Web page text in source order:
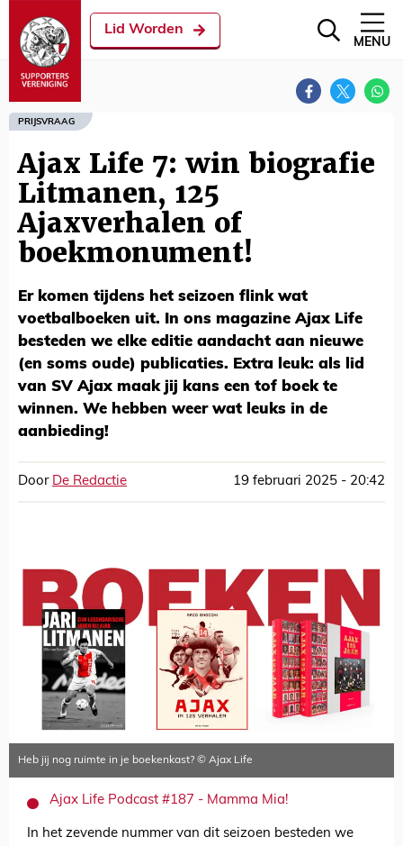
Lid Worden
MENU
PRIJSVRAAG
Ajax Life 7: win biografie
Litmanen, 125
Ajaxverhalen of
boekmonument!
Er komen tijdens het seizoen flink wat
voetbalboeken uit. In ons magazine Ajax Life
besteden we elke editie aandacht aan nieuwe
(en soms oude) publicaties. Extra leuk: als lid
van SV Ajax maak jij kans een tof boek te
winnen. We hebben weer wat leuks in de
aanbieding!
Door De Redactie 19 februari 2025 - 20:42
Heb jij nog ruimte in je boekenkast? © Ajax Life
Ajax Life Podcast #187 - Mamma Mia!
In het zevende nummer van dit seizoen besteden we